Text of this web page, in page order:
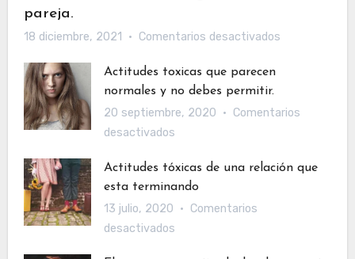
pareja.
18 diciembre, 2021 Comentarios desactivadosen
de
día
Actitudes toxicas que parecen
normales y no debes permitir.
20 septiembre, 2020
Comentarios
desactivadosen
toxicas
que
parecen
normales
Actitudes tóxicas de una relación que
esta terminando
13 julio, 2020
Comentarios
desactivadosen